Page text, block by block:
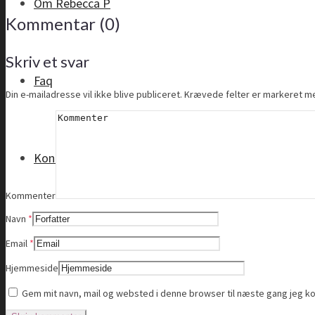
Faq
Kontakt
Kommentar (0)
Skriv et svar
Din e-mailadresse vil ikke blive publiceret. Krævede felter er markeret
Kommenter
Navn *
Email *
Hjemmeside
Gem mit navn, mail og websted i denne browser til næste gang jeg